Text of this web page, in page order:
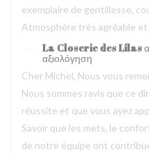
exemplaire de gentillesse,
Atmosphère très agréable
La Closerie des Lilas
αξιολόγηση
Cher Michel, Nous vous
Nous sommes ravis que ce
réussite et que vous ayez
Savoir que les mets, le
de notre équipe ont